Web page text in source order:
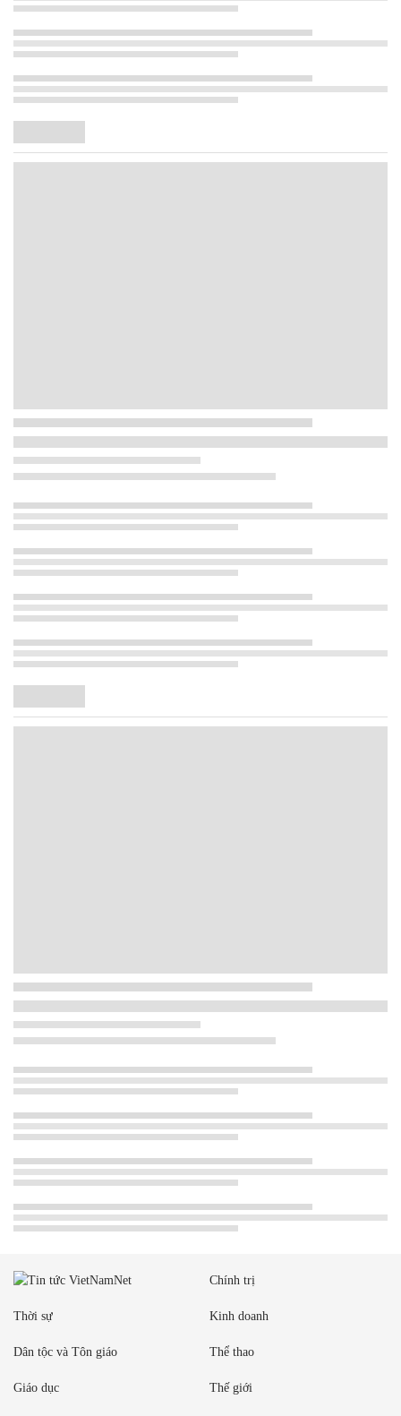
Chính trị
Thời sự Kinh doanh
Dân tộc và Tôn giáo Thể thao
Giáo dục Thế giới